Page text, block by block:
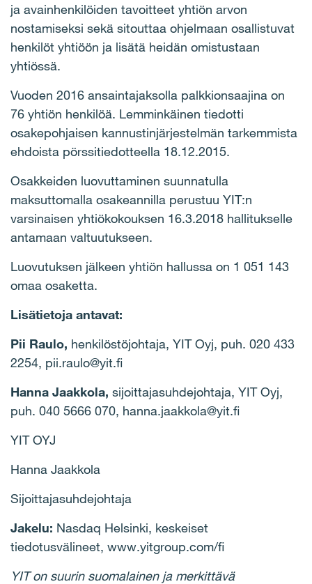
ja avainhenkilöiden tavoitteet yhtiön arvon
nostamiseksi sekä sitouttaa ohjelmaan osallistuvat
henkilöt yhtiöön ja lisätä heidän omistustaan
yhtiössä.
Vuoden 2016 ansaintajaksolla palkkionsaajina on
76 yhtiön henkilöä. Lemminkäinen tiedotti
osakepohjaisen kannustinjärjestelmän tarkemmista
ehdoista pörssitiedotteella 18.12.2015.
Osakkeiden luovuttaminen suunnatulla
maksuttomalla osakeannilla perustuu YIT:n
varsinaisen yhtiökokouksen 16.3.2018 hallitukselle
antamaan valtuutukseen.
Luovutuksen jälkeen yhtiön hallussa on 1 051 143
omaa osaketta.
Lisätietoja antavat:
Pii Raulo, henkilöstöjohtaja, YIT Oyj, puh. 020 433
2254, pii.raulo@yit.fi
Hanna Jaakkola, sijoittajasuhdejohtaja, YIT Oyj,
puh. 040 5666 070, hanna.jaakkola@yit.fi
YIT OYJ
Hanna Jaakkola
Sijoittajasuhdejohtaja
Jakelu: Nasdaq Helsinki, keskeiset
tiedotusvälineet, www.yitgroup.com/fi
YIT on suurin suomalainen ja merkittävä